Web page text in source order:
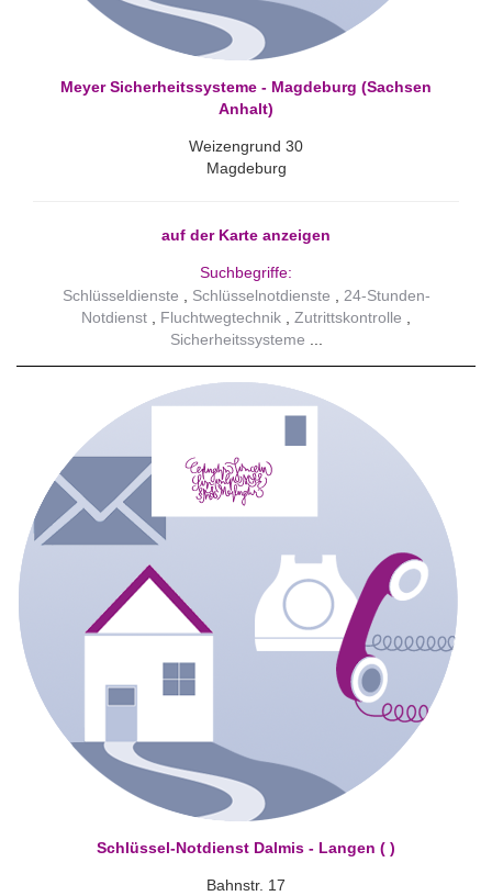
Meyer Sicherheitssysteme - Magdeburg (Sachsen
Anhalt)
Weizengrund 30
Magdeburg
auf der Karte anzeigen
Suchbegriffe:
Schlüsseldienste
Schlüsselnotdienste
24-Stunden-
Notdienst
Fluchtwegtechnik
Zutrittskontrolle
Sicherheitssysteme
Schlüssel-Notdienst Dalmis - Langen ( )
Bahnstr. 17